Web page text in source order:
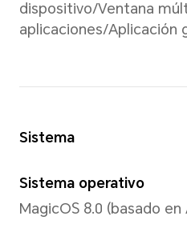
16.7 millones
Tipo